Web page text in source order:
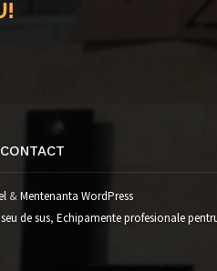
CONTACT
&Mentenanta WordPress
de sus, Echipamente profesionale